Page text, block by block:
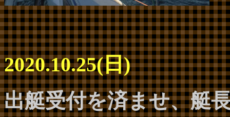
2020.10.25(日)
出艇受付を済ませ、艇